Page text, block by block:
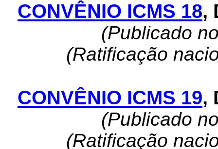
CONVÊNIO ICMS 18,
(Publicado
(Ratificação
CONVÊNIO ICMS 19,
(Publicado
(Ratificação